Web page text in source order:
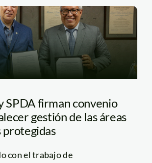
SPDA firman convenio
gestión de las áreas
protegidas
con el trabajo de